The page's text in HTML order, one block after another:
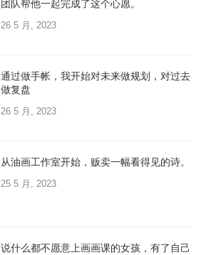
团队帮他一起完成了这个心愿。
26 5 月, 2023
通过做手帐，我开始对未来做规划，对过去
做复盘
26 5 月, 2023
从油画工作室开始，贩卖一幅看得见的诗。
25 5 月, 2023
说什么都不愿意上画画课的女孩，有了自己